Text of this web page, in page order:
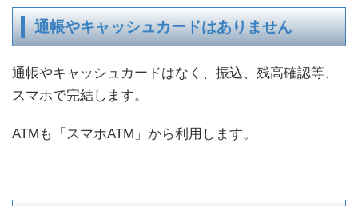
通帳やキャッシュカードはありません
通帳やキャッシュカードはなく、振込、残高確認等、
スマホで完結します。
ATMも「スマホATM」から利用します。